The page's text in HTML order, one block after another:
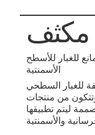
للغبار للأسطح
الأسمنتية
للغبار السطحي
من منتجات
ليتم تطبيقها